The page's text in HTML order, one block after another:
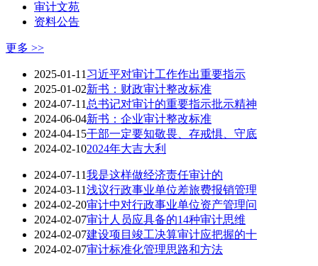
审计文苑
资料公告
更多 >>
2025-01-11 习近平对审计工作作出重要指示
2025-01-02新书：财政审计整改标准
2024-07-11 总书记对审计的重要指示批示精神
2024-06-04新书：企业审计整改标准
2024-04-15干部一定要知敬畏、存戒惧、守底
2024-02-102024年大吉大利
2024-07-11我是这样做经济责任审计的
2024-03-11浅议行政事业单位差旅费报销管理
2024-02-20审计中对行政事业单位资产管理问
2024-02-07审计人员应具备的14种审计思维
2024-02-07建设项目竣工决算审计应把握的十
2024-02-07审计标准化管理思路和方法